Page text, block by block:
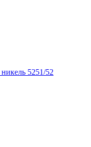
5251/52